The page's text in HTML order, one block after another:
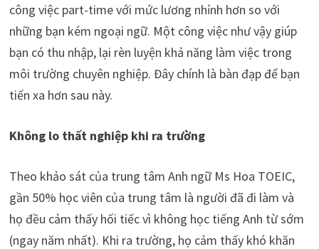
công việc part-time với mức lương nhỉnh hơn so với
những bạn kém ngoại ngữ. Một công việc như vậy giúp
bạn có thu nhập, lại rèn luyện khả năng làm việc trong
môi trường chuyên nghiệp. Đây chính là bàn đạp để bạn
tiến xa hơn sau này.
Không lo thất nghiệp khi ra trường
Theo khảo sát của trung tâm Anh ngữ Ms Hoa TOEIC,
gần 50% học viên của trung tâm là người đã đi làm và
họ đều cảm thấy hối tiếc vì không học tiếng Anh từ sớm
(ngay năm nhất). Khi ra trường, họ cảm thấy khó khăn